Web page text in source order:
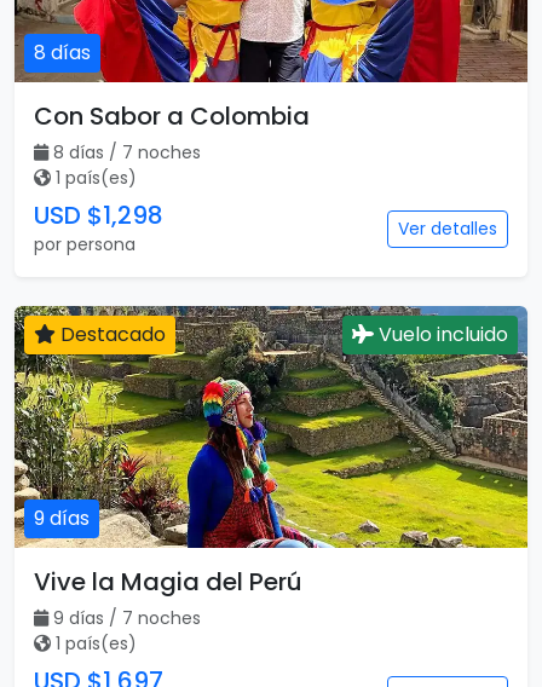
8 días
Con Sabor a Colombia
8 días / 7 noches
1 país(es)
USD $1,298
por persona
Ver detalles
9 días
Destacado Vuelo incluido
Vive la Magia del Perú
9 días / 7 noches
1 país(es)